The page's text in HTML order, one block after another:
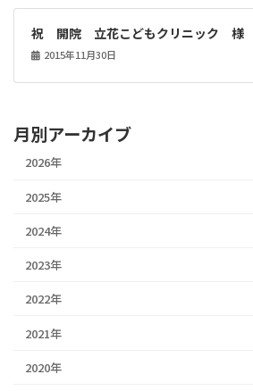
祝 開院 立花こどもクリニック 様
2015年11月30日
月別アーカイブ
2026年
2025年
2024年
2023年
2022年
2021年
2020年